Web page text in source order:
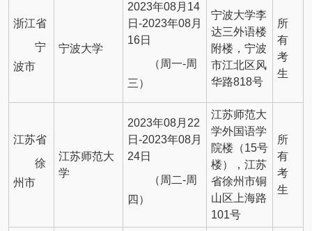
浙江省
宁
波市
宁波大学
2023年08月14
日-2023年08月
16日
（周一-周
三）
宁波大学李
达三外语楼
附楼，宁波
市江北区风
华路818号
所
有
考
生
江苏省
徐
州市
江苏师范大
学
2023年08月22
日-2023年08月
24日
（周二-周
四）
江苏师范大
学外国语学
院楼（15号
楼），江苏
省徐州市铜
山区上海路
101号
所
有
考
生